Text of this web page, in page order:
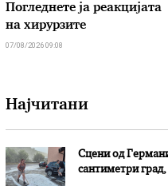
Погледнете ја реакцијата
на хирурзите
07/08/2026 09:08
Најчитани
Сцени од
сантиметри